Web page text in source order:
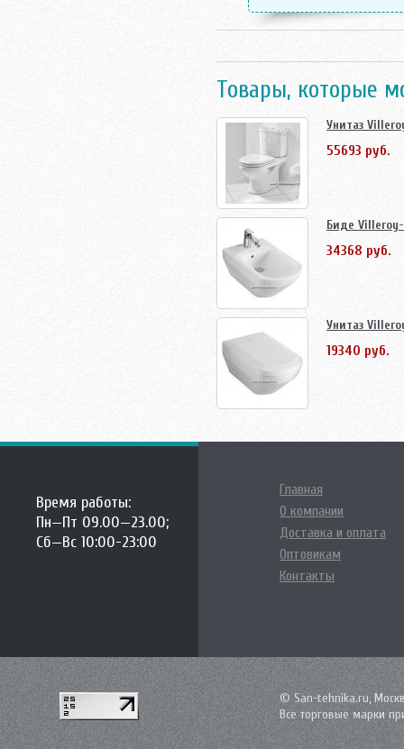
Товары, которые
Унитаз
55693 руб.
Биде Villeroy-
34368 руб.
Унитаз
19340 руб.
Время работы:
Пн—Пт 09.00—23.00;
Сб—Вс 10:00-23:00
Главная
О компании
Доставка и оплата
Оптовикам
Контакты
© San-tehnika.ru,
Все торговые марки